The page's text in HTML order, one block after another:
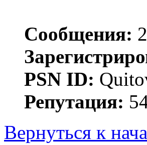
Сообщения:
PSN ID:
Репутация:
Вернуться к